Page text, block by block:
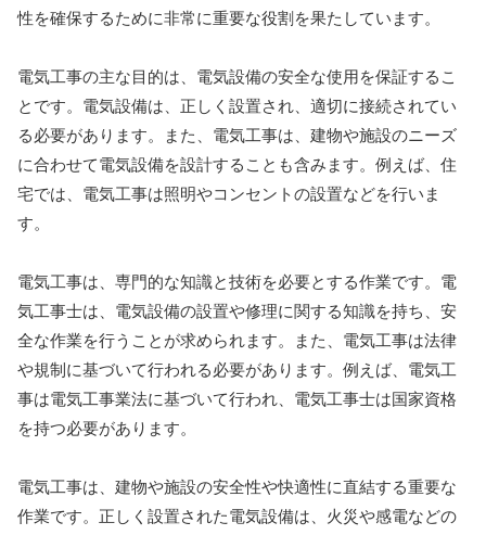
性を確保するために非常に重要な役割を果たしています。
電気工事の主な目的は、電気設備の安全な使用を保証するこ
とです。電気設備は、正しく設置され、適切に接続されてい
る必要があります。また、電気工事は、建物や施設のニーズ
に合わせて電気設備を設計することも含みます。例えば、住
宅では、電気工事は照明やコンセントの設置などを行いま
す。
電気工事は、専門的な知識と技術を必要とする作業です。電
気工事士は、電気設備の設置や修理に関する知識を持ち、安
全な作業を行うことが求められます。また、電気工事は法律
や規制に基づいて行われる必要があります。例えば、電気工
事は電気工事業法に基づいて行われ、電気工事士は国家資格
を持つ必要があります。
電気工事は、建物や施設の安全性や快適性に直結する重要な
作業です。正しく設置された電気設備は、火災や感電などの